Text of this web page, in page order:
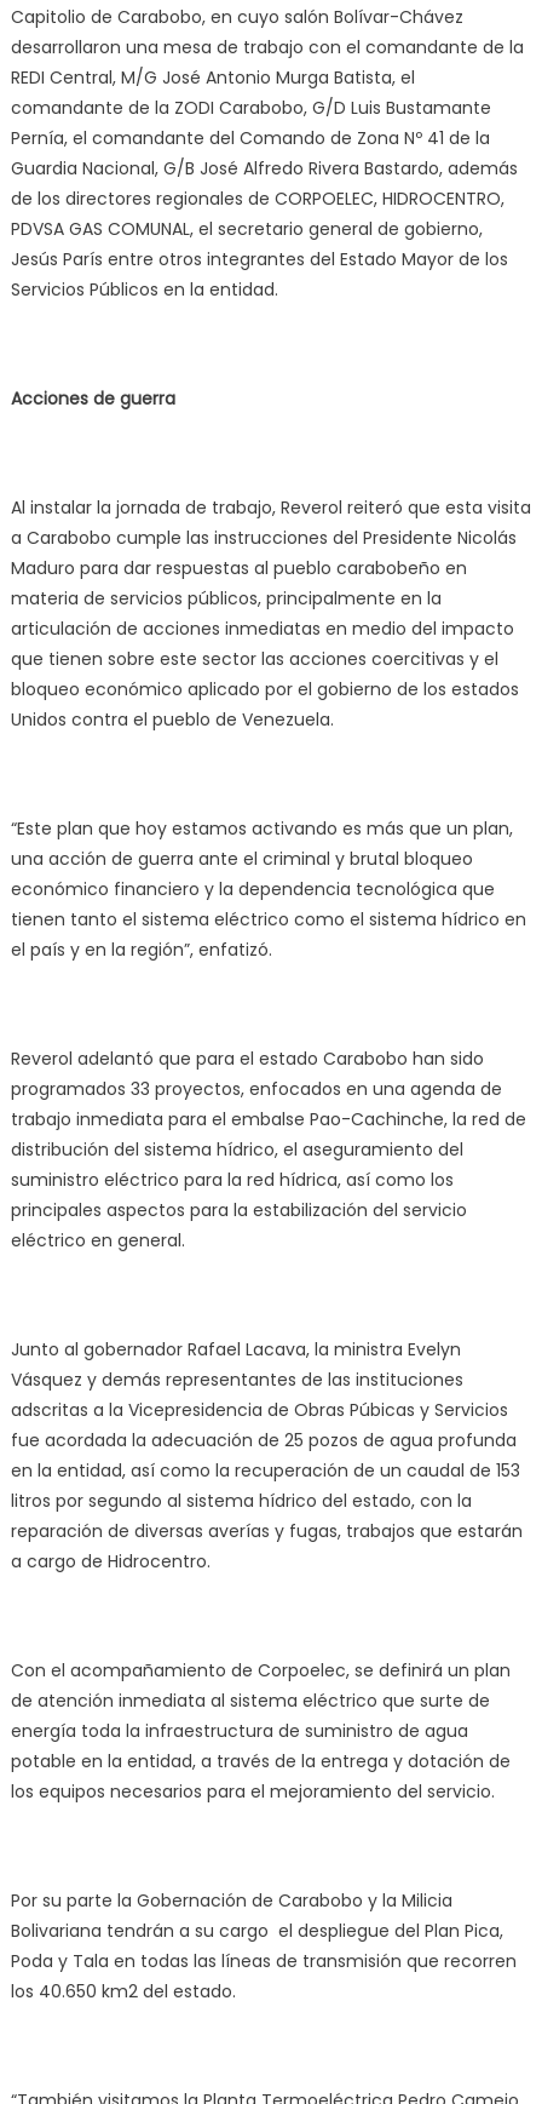
Capitolio de Carabobo, en cuyo salón Bolívar-Chávez
desarrollaron una mesa de trabajo con el comandante de la
REDI Central, M/G José Antonio Murga Batista, el
comandante de la ZODI Carabobo, G/D Luis Bustamante
Pernía, el comandante del Comando de Zona Nº 41 de la
Guardia Nacional, G/B José Alfredo Rivera Bastardo, además
de los directores regionales de CORPOELEC, HIDROCENTRO,
PDVSA GAS COMUNAL, el secretario general de gobierno,
Jesús París entre otros integrantes del Estado Mayor de los
Servicios Públicos en la entidad.
Acciones de guerra
Al instalar la jornada de trabajo, Reverol reiteró que esta visita
a Carabobo cumple las instrucciones del Presidente Nicolás
Maduro para dar respuestas al pueblo carabobeño en
materia de servicios públicos, principalmente en la
articulación de acciones inmediatas en medio del impacto
que tienen sobre este sector las acciones coercitivas y el
bloqueo económico aplicado por el gobierno de los estados
Unidos contra el pueblo de Venezuela.
“Este plan que hoy estamos activando es más que un plan,
una acción de guerra ante el criminal y brutal bloqueo
económico financiero y la dependencia tecnológica que
tienen tanto el sistema eléctrico como el sistema hídrico en
el país y en la región”, enfatizó.
Reverol adelantó que para el estado Carabobo han sido
programados 33 proyectos, enfocados en una agenda de
trabajo inmediata para el embalse Pao-Cachinche, la red de
distribución del sistema hídrico, el aseguramiento del
suministro eléctrico para la red hídrica, así como los
principales aspectos para la estabilización del servicio
eléctrico en general.
Junto al gobernador Rafael Lacava, la ministra Evelyn
Vásquez y demás representantes de las instituciones
adscritas a la Vicepresidencia de Obras Púbicas y Servicios
fue acordada la adecuación de 25 pozos de agua profunda
en la entidad, así como la recuperación de un caudal de 153
litros por segundo al sistema hídrico del estado, con la
reparación de diversas averías y fugas, trabajos que estarán
a cargo de Hidrocentro.
Con el acompañamiento de Corpoelec, se definirá un plan
de atención inmediata al sistema eléctrico que surte de
energía toda la infraestructura de suministro de agua
potable en la entidad, a través de la entrega y dotación de
los equipos necesarios para el mejoramiento del servicio.
Por su parte la Gobernación de Carabobo y la Milicia
Bolivariana tendrán a su cargo el despliegue del Plan Pica,
Poda y Tala en todas las líneas de transmisión que recorren
los 40.650 km2 del estado.